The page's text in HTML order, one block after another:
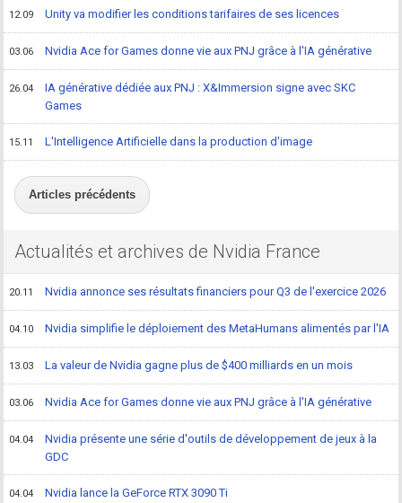
12.09 Unity va modifier les conditions tarifaires de ses licences
03.06 Nvidia Ace for Games donne vie aux PNJ grâce à l'IA générative
26.04
IA générative dédiée aux PNJ : X&Immersion signe avec SKC
Games
15.11 L'Intelligence Artificielle dans la production d'image
Articles précédents
Actualités et archives de Nvidia France
20.11 Nvidia annonce ses résultats financiers pour Q3 de l'exercice 2026
04.10 Nvidia simplifie le déploiement des MetaHumans alimentés par l'IA
13.03 La valeur de Nvidia gagne plus de $400 milliards en un mois
03.06 Nvidia Ace for Games donne vie aux PNJ grâce à l'IA générative
04.04
Nvidia présente une série d'outils de développement de jeux à la
GDC
04.04 Nvidia lance la GeForce RTX 3090 Ti